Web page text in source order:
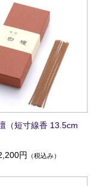
（短寸線香 13.5cm
円
（税込み）